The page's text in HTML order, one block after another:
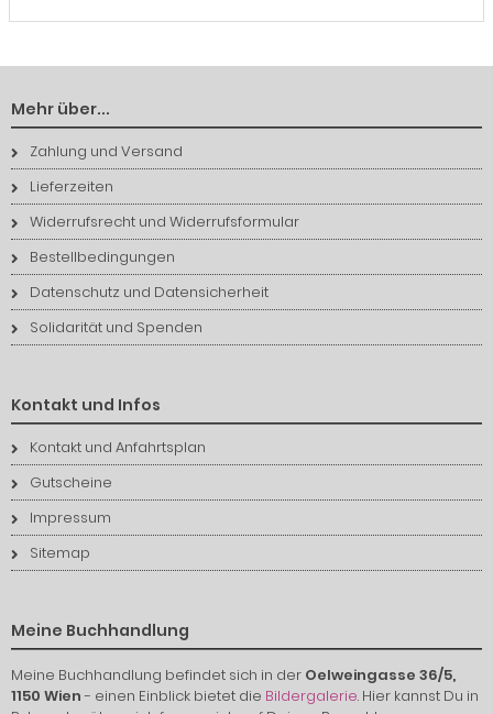
Mehr über...
Zahlung und Versand
Lieferzeiten
Widerrufsrecht und Widerrufsformular
Bestellbedingungen
Datenschutz und Datensicherheit
Solidarität und Spenden
Kontakt und Infos
Kontakt und Anfahrtsplan
Gutscheine
Impressum
Sitemap
Meine Buchhandlung
Meine Buchhandlung befindet sich in der Oelweingasse 36/5,
1150 Wien- einen Einblick bietet die Bildergalerie. Hier kannst Du in